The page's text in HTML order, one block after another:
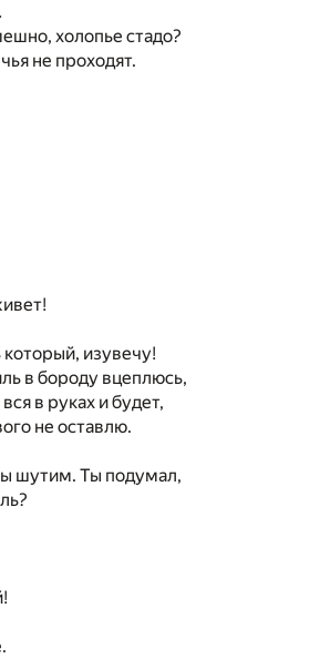
холопье стадо?
не проходят.
изувечу!
в бороду вцеплюсь,
в руках и будет,
не оставлю.
шутим. Ты подумал,